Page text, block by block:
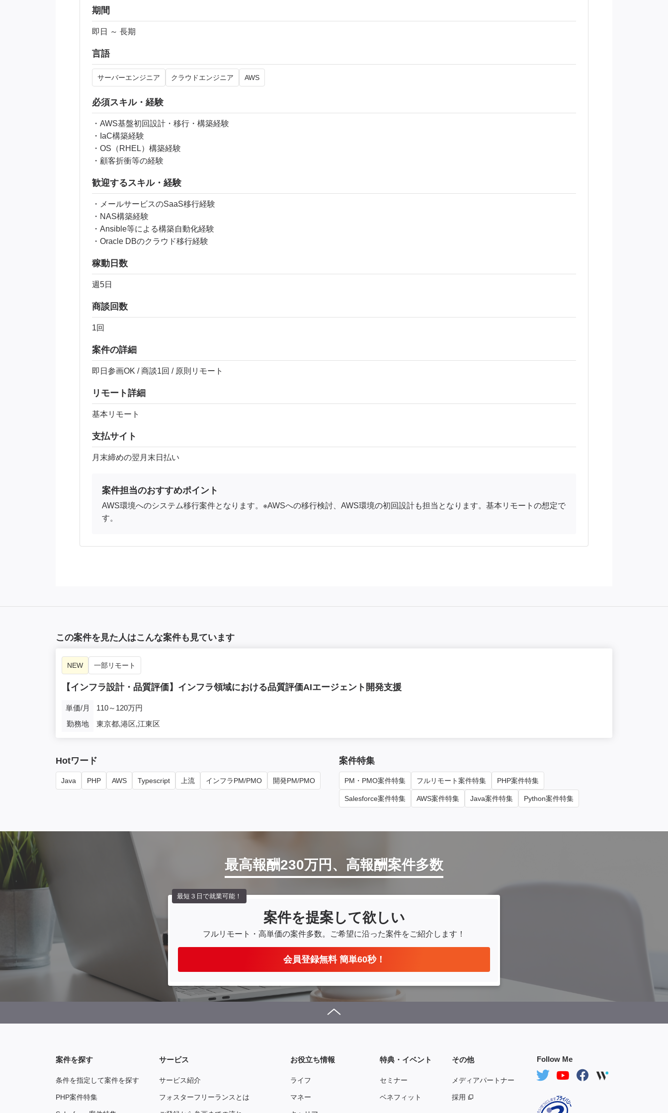
期間
即日 ～ 長期
言語
サーバーエンジニア クラウドエンジニア AWS
必須スキル・経験
・AWS基盤初回設計・移行・構築経験
・IaC構築経験
・OS（RHEL）構築経験
・顧客折衝等の経験
歓迎するスキル・経験
・メールサービスのSaaS移行経験
・NAS構築経験
・Ansible等による構築自動化経験
・Oracle DBのクラウド移行経験
稼動日数
週5日
商談回数
1回
案件の詳細
即日参画OK / 商談1回 / 原則リモート
リモート詳細
基本リモート
支払サイト
月末締めの翌月末日払い
案件担当のおすすめポイント
AWS環境へのシステム移行案件となります。※AWSへの移行検討、AWS環境の初回設計も担当となります。基本リモートの想定で
す。
この案件を見た人はこんな案件も見ています
NEW 一部リモート
【インフラ設計・品質評価】インフラ領域における品質評価AIエージェント開発支援
単価/月
110～120万円
勤務地
東京都,港区,江東区
Hotワード
Java PHP AWS Typescript 上流 インフラPM/PMO 開発PM/PMO
案件特集
PM・PMO案件特集 フルリモート案件特集 PHP案件特集
Salesforce案件特集 AWS案件特集 Java案件特集 Python案件特集
最高報酬230万円、高報酬案件多数
案件を提案して欲しい
フルリモート・高単価の案件多数。 ご希望に沿った案件をご紹介します！
会員登録無料 簡単60秒！
最短３日で就業可能！
Follow Me
案件を探す
条件を指定して案件を探す
PHP案件特集
サービス
サービス紹介
フォスターフリーランスとは
お役立ち情報
ライフ
マネー
特典・イベント
セミナー
ベネフィット
その他
メディアパートナー
採用